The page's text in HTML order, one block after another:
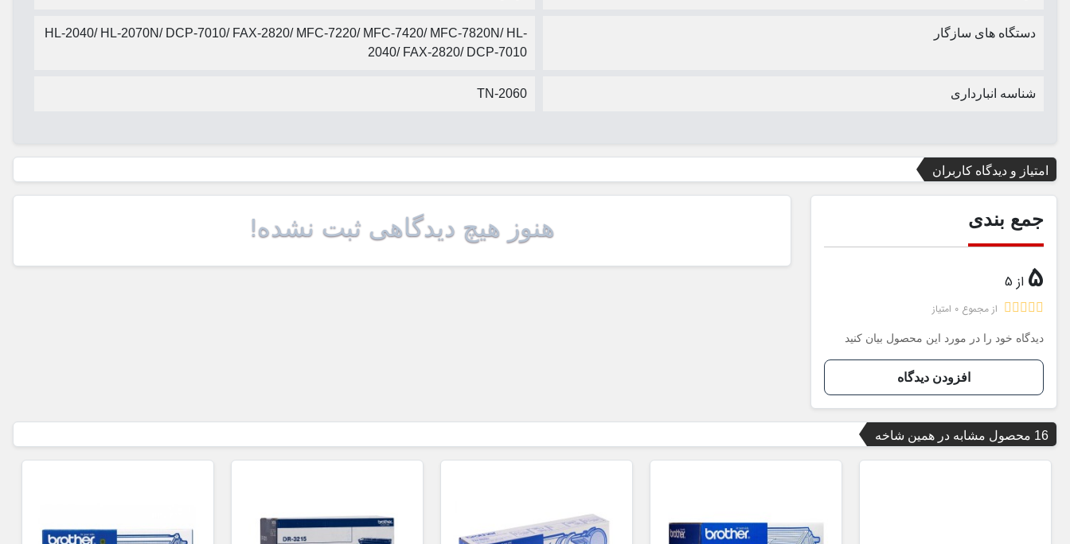
دستگاه های سازگار
HL-2040/ HL-2070N/ DCP-7010/ FAX-2820/ MFC-7220/ MFC-7420/ MFC-7820N/ HL-
2040/ FAX-2820/ DCP-7010
شناسه انبارداری TN-2060
امتیاز و دیدگاه کاربران
جمع بندی
5 از 5
از مجموع 0 امتیاز
دیدگاه خود را در مورد این محصول بیان کنید
افزودن دیدگاه
هنوز هیچ دیدگاهی ثبت نشده!
16 محصول مشابه در همین شاخه